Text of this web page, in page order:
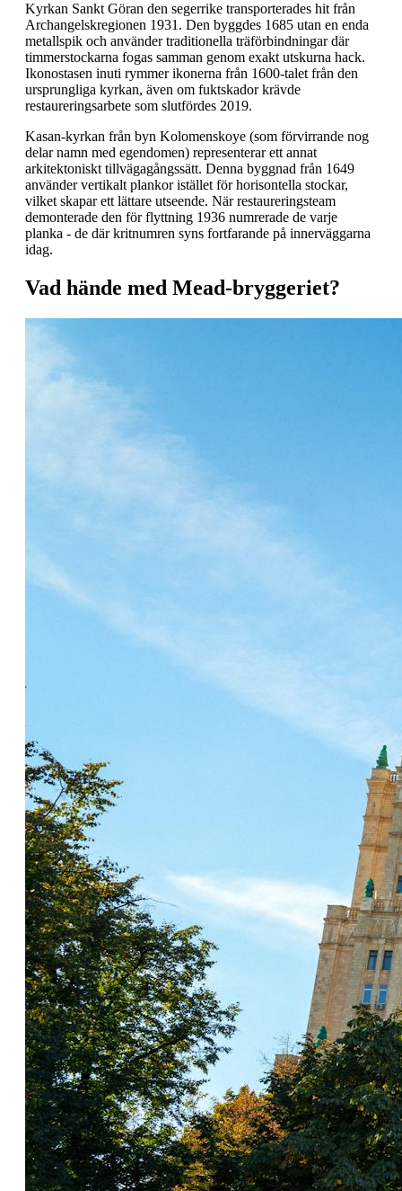
Kyrkan Sankt Göran den segerrike transporterades hit från
Archangelskregionen 1931. Den byggdes 1685 utan en enda
metallspik och använder traditionella träförbindningar där
timmerstockarna fogas samman genom exakt utskurna hack.
Ikonostasen inuti rymmer ikonerna från 1600-talet från den
ursprungliga kyrkan, även om fuktskador krävde
restaureringsarbete som slutfördes 2019.
Kasan-kyrkan från byn Kolomenskoye (som förvirrande nog
delar namn med egendomen) representerar ett annat
arkitektoniskt tillvägagångssätt. Denna byggnad från 1649
använder vertikalt plankor istället för horisontella stockar,
vilket skapar ett lättare utseende. När restaureringsteam
demonterade den för flyttning 1936 numrerade de varje
planka - de där kritnumren syns fortfarande på innerväggarna
idag.
Vad hände med Mead-bryggeriet?